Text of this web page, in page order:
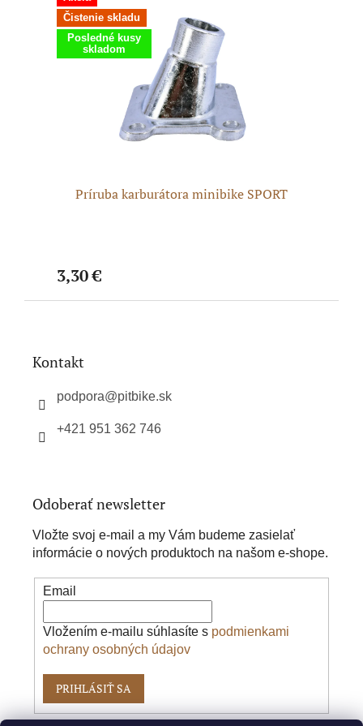
Čistenie skladu
Posledné kusy
skladom
Príruba karburátora minibike SPORT
3,30 €
Z
Kontakt
podpora@pitbike.sk
+421 951 362 746
Odoberať newsletter
Vložte svoj e-mail a my Vám budeme zasielať
informácie o nových produktoch na našom e-shope.
Email
Vložením e-mailu súhlasíte s podmienkami
ochrany osobných údajov
PRIHLÁSIŤ SA